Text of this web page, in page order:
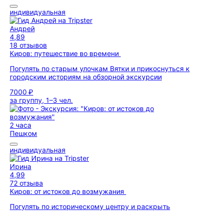
индивидуальная
Андрей
4,89
18 отзывов
Киров: путешествие во времени
Погулять по старым улочкам Вятки и прикоснуться к
городским историям на обзорной экскурсии
7000 ₽
за группу, 1–3 чел.
2 часа
Пешком
индивидуальная
Ирина
4,99
72 отзыва
Киров: от истоков до возмужания
Погулять по историческому центру и раскрыть